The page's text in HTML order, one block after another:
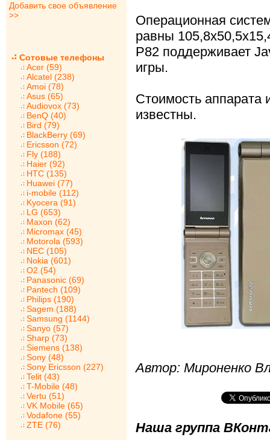
Добавить свое объявление
>>
Сотовые телефоны
Acer (59)
Alcatel (238)
Amoi (78)
Asus (65)
Audiovox (73)
BenQ (40)
Bird (79)
BlackBerry (69)
Ericsson (72)
Fly (188)
Haier (92)
HTC (135)
Huawei (77)
i-mobile (112)
Kyocera (91)
LG (653)
Maxon (62)
Micromax (45)
Motorola (593)
NEC (105)
Nokia (601)
O2 (54)
Panasonic (69)
Pantech (109)
Philips (190)
Sagem (188)
Samsung (1144)
Sanyo (57)
Sharp (73)
Siemens (138)
Sony (48)
Sony Ericsson (227)
Telit (43)
T-Mobile (48)
Vertu (51)
VK Mobile (65)
Vodafone (55)
ZTE (76)
Операционная
равны
P82 поддерживает
игры.
Стоимость аппарата
известны.
Автор: Мироненко
Наша группа